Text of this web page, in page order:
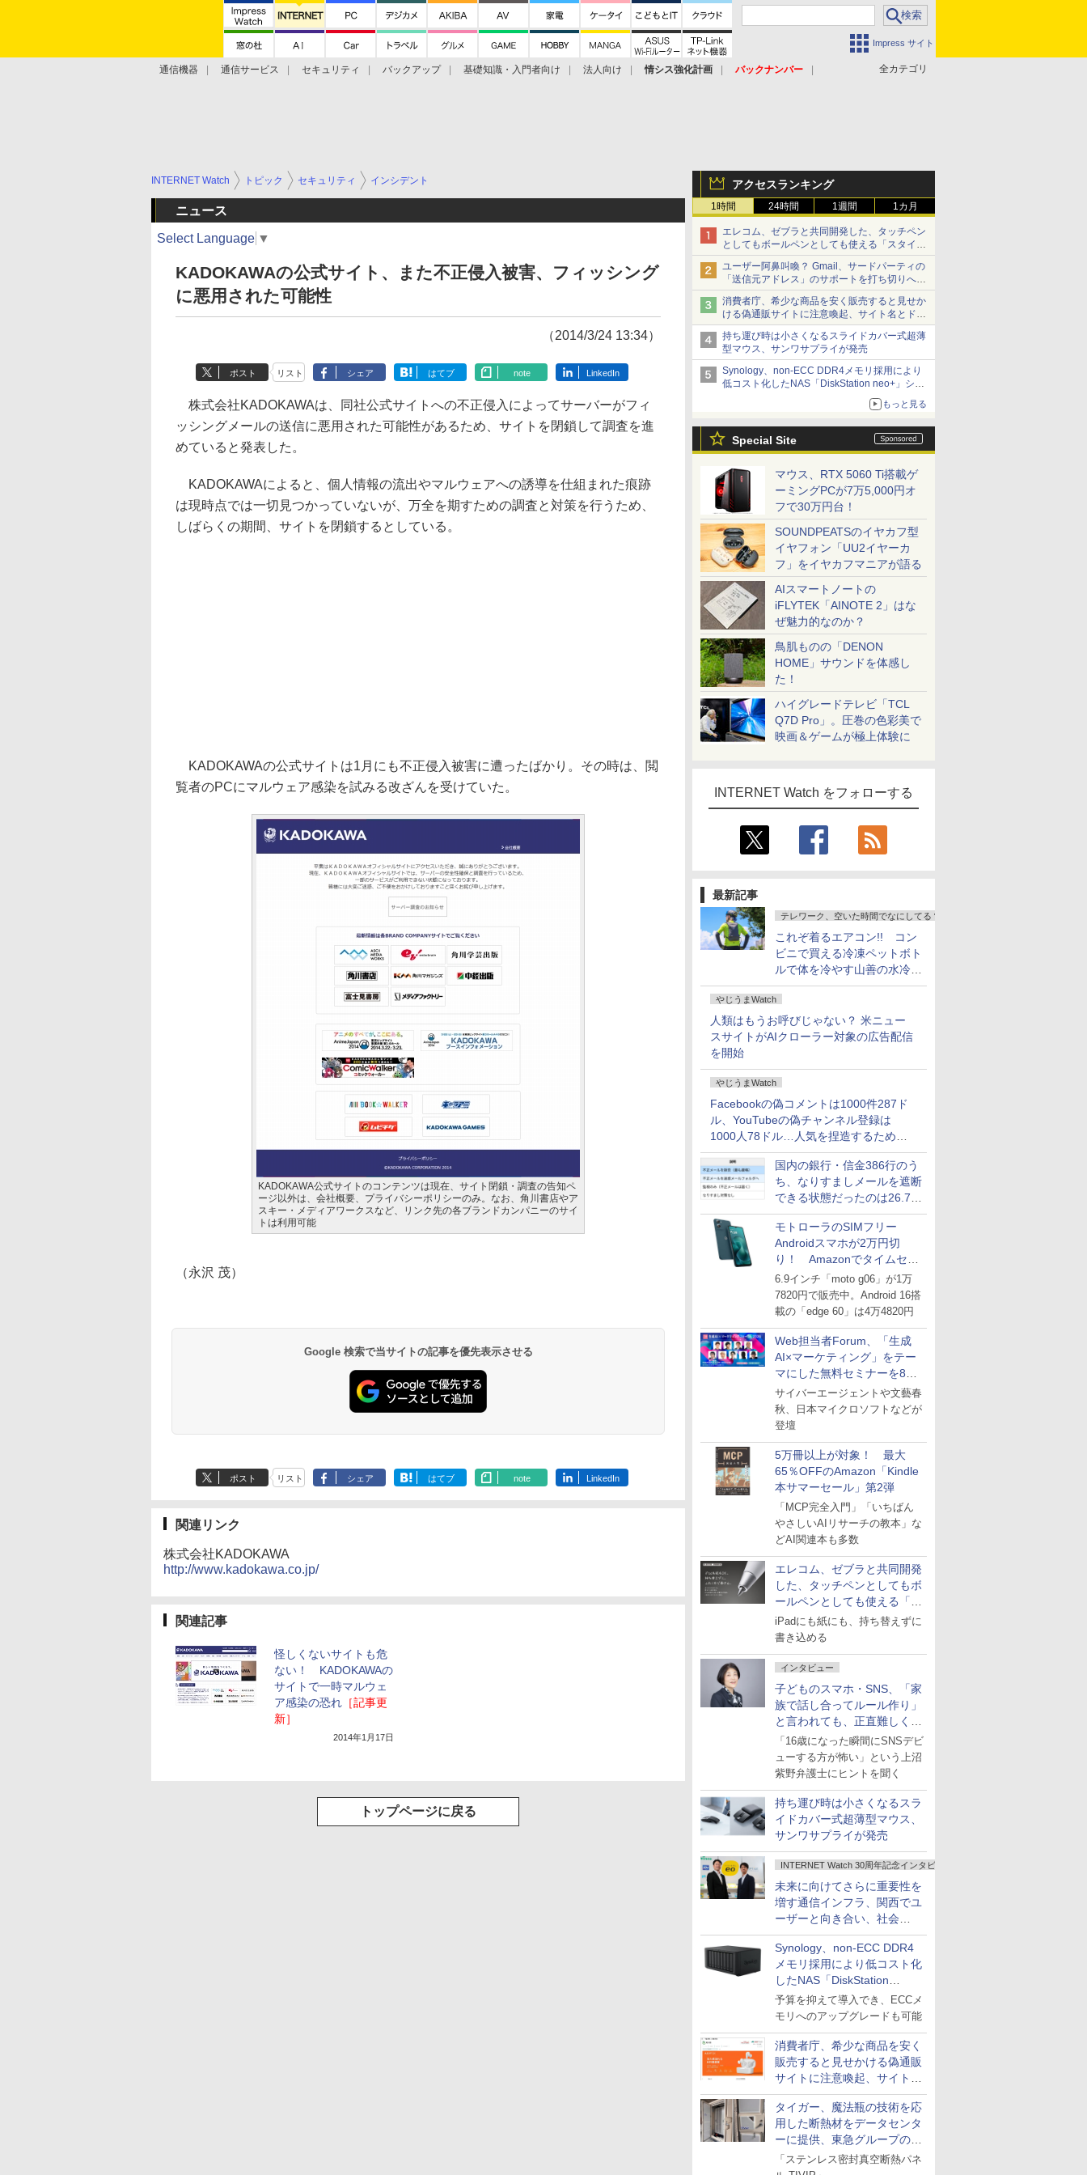
Impress サイト
全カテゴリ
通信機器 通信サービス セキュリティ バックアップ 基礎知識・入門者向け 法人向け 情シス強化計画
バックナンバー
アクセスランキング
1時間 24時間 1週間 1カ月
エレコム、ゼブラと共同開発した、タッチペン
としてもボールペンとしても使える「スタイラ
スツーウェイ」発売 iPadにも紙にも、持ち替
えずに書き込める
ユーザー阿鼻叫喚？ Gmail、サードパーティの
「送信元アドレス」のサポートを打ち切りへ
【やじうまWatch】
消費者庁、希少な商品を安く販売すると見せか
ける偽通販サイトに注意喚起、サイト名とドメ
イン名を公表
持ち運び時は小さくなるスライドカバー式超薄
型マウス、サンワサプライが発売
Synology、non-ECC DDR4メモリ採用により
低コスト化したNAS「DiskStation neo+」シリ
ーズ 予算を抑えて導入でき、ECCメモリへの
もっと見る
Special Site
マウス、RTX 5060 Ti搭載ゲ
ーミングPCが7万5,000円オ
フで30万円台！
SOUNDPEATSのイヤカフ型
イヤフォン「UU2イヤーカ
フ」をイヤカフマニアが語る
AIスマートノートの
iFLYTEK「AINOTE 2」はな
ぜ魅力的なのか？
鳥肌ものの「DENON
HOME」サウンドを体感し
た！
ハイグレードテレビ「TCL
Q7D Pro」。圧巻の色彩美で
映画＆ゲームが極上体験に
INTERNET Watch をフォローする
最新記事
テレワーク、空いた時間でなにしてる？
これぞ着るエアコン!! コン
ビニで買える冷凍ペットボト
ルで体を冷やす山善の水冷ベ
ストがロードバイクにちょう
どいい【ぼっち・ざ・ろー
ど！その14】
やじうまWatch
人類はもうお呼びじゃない？ 米ニュー
スサイトがAIクローラー対象の広告配信
を開始
やじうまWatch
Facebookの偽コメントは1000件287ド
ル、YouTubeの偽チャンネル登録は
1000人78ドル…人気を捏造するための
価格リストが公開中
国内の銀行・信金386行のう
ち、なりすましメールを遮断
できる状態だったのは26.7％
にとどまる～GMOブランド
セキュリティ調査
モトローラのSIMフリー
Androidスマホが2万円切
り！ Amazonでタイムセー
ル
6.9インチ「moto g06」が1万
7820円で販売中。Android 16搭
載の「edge 60」は4万4820円
Web担当者Forum、「生成
AI×マーケティング」をテー
マにした無料セミナーを8月
27日にオンライン開催
サイバーエージェントや文藝春
秋、日本マイクロソフトなどが
登壇
5万冊以上が対象！ 最大
65％OFFのAmazon「Kindle
本サマーセール」第2弾
「MCP完全入門」「いちばん
やさしいAIリサーチの教本」な
どAI関連本も多数
エレコム、ゼブラと共同開発
した、タッチペンとしてもボ
ールペンとしても使える「ス
タイラスツーウェイ」発売
iPadにも紙にも、持ち替えずに
書き込める
インタビュー
子どものスマホ・SNS、「家
族で話し合ってルール作り」
と言われても、正直難しくな
いですか？
「16歳になった瞬間にSNSデビ
ューする方が怖い」という上沼
紫野弁護士にヒントを聞く
持ち運び時は小さくなるスラ
イドカバー式超薄型マウス、
サンワサプライが発売
INTERNET Watch 30周年記念インタビュー
未来に向けてさらに重要性を
増す通信インフラ、関西でユ
ーザーと向き合い、社会
の“あたらしい”を起動し続け
る～オプテージ
Synology、non-ECC DDR4
メモリ採用により低コスト化
したNAS「DiskStation
neo+」シリーズ
予算を抑えて導入でき、ECCメ
モリへのアップグレードも可能
消費者庁、希少な商品を安く
販売すると見せかける偽通販
サイトに注意喚起、サイト名
とドメイン名を公表
タイガー、魔法瓶の技術を応
用した断熱材をデータセンタ
ーに提供、東急グループの実
証実験で
「ステンレス密封真空断熱パネ
INTERNET Watch トピック セキュリティ インシデント
ニュース
Select Language ▼
KADOKAWAの公式サイト、また不正侵入被害、フィッシング
に悪用された可能性
（2014/3/24 13:34）
ポスト リスト シェア はてブ note LinkedIn
株式会社KADOKAWAは、同社公式サイトへの不正侵入によってサーバーがフィ
ッシングメールの送信に悪用された可能性があるため、サイトを閉鎖して調査を進
めていると発表した。
KADOKAWAによると、個人情報の流出やマルウェアへの誘導を仕組まれた痕跡
は現時点では一切見つかっていないが、万全を期すための調査と対策を行うため、
しばらくの期間、サイトを閉鎖するとしている。
KADOKAWAの公式サイトは1月にも不正侵入被害に遭ったばかり。その時は、閲
覧者のPCにマルウェア感染を試みる改ざんを受けていた。
KADOKAWA公式サイトのコンテンツは現在、サイト閉鎖・調査の告知ペ
ージ以外は、会社概要、プライバシーポリシーのみ。なお、角川書店やア
スキー・メディアワークスなど、リンク先の各ブランドカンパニーのサイ
トは利用可能
（永沢 茂）
Google 検索で当サイトの記事を優先表示させる
ポスト リスト シェア はてブ note LinkedIn
関連リンク
株式会社KADOKAWA
http://www.kadokawa.co.jp/
関連記事
怪しくないサイトも危
ない！ KADOKAWAの
サイトで一時マルウェ
ア感染の恐れ ［記事更
新］
2014年1月17日
トップページに戻る